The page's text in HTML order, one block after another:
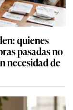
quienes
pasadas no
necesidad de